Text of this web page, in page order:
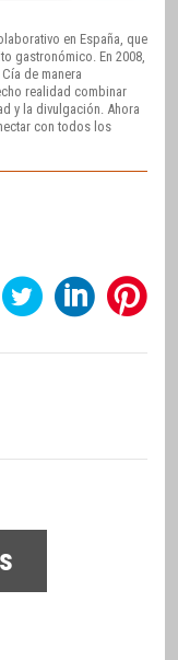
en España, que
gastronómico. En 2008,
de manera
realidad combinar
y la divulgación. Ahora
con todos los